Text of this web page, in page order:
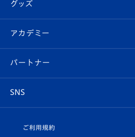
チケット
イベント
メディア
ホームタウン
スタッフプロフィール
マスコット紹介
Revive Team
ヴィヴィくんの長崎おもてなしガイド
フォトギャラリー
スタジアムグルメ
V-LOVERS（ファンクラブ）
プレイヤーズスイート
グッズ
オンラインショップ
店舗情報
アカデミー
育成からのお知らせ
U-18
パートナー
SNS
ご利用規約